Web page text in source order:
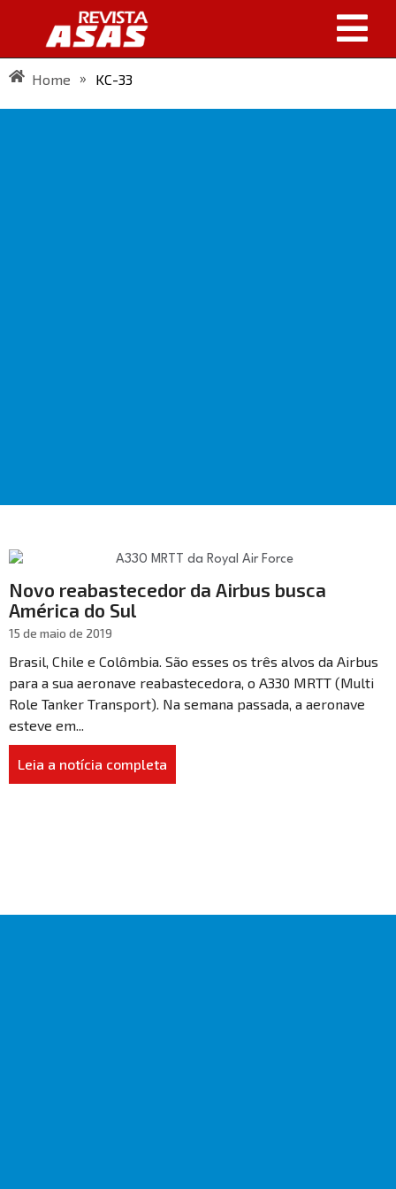
Home » KC-33
Novo reabastecedor da Airbus busca
América do Sul
15 de maio de 2019
Brasil, Chile e Colômbia. São esses os três alvos da Airbus
para a sua aeronave reabastecedora, o A330 MRTT (Multi
Role Tanker Transport). Na semana passada, a aeronave
esteve em...
Leia a notícia completa